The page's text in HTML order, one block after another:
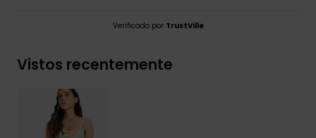
Verificado por TrustVille
Vistos recentemente